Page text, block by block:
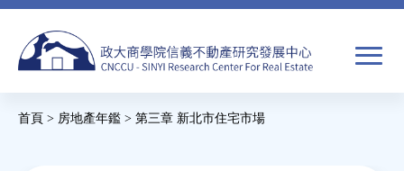
Jump
navigation
搜
首頁 > 房地產年鑑 > 第三章 新北市住宅市場